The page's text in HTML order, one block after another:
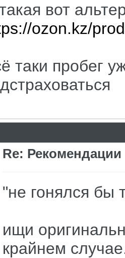
вот
ozon.kz/
таки пробег
Re:
"не гонялся бы
ищи
крайнем